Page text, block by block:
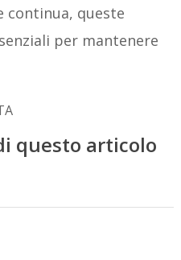
queste
per mantenere
questo articolo